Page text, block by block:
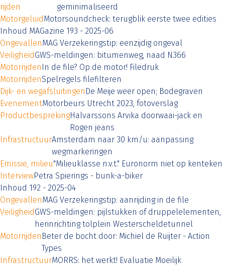
rijden
geminimaliseerd
MotorgeluidMotorsoundcheck: terugblik eerste twee edities
Inhoud MAGazine 193 - 2025-06
OngevallenMAG Verzekeringstip: eenzijdig ongeval
VeiligheidGWS-meldingen: bitumenweg, naad N366
Motorrijden In de file? Op de motor! Filedruk
MotorrijdenSpelregels filefilteren
Dijk- en wegafsluitingen De Meije weer open; Bodegraven
EvenementMotorbeurs Utrecht 2023, fotoverslag
ProductbesprekingHalvarssons Arvika doorwaai-jack en
Rogen jeans
InfrastructuurAmsterdam naar 30 km/u: aanpassing
wegmarkeringen
Emissie, milieu"Milieuklasse n.v.t." Euronorm niet op kenteken
InterviewPetra Spierings - bunk-a-biker
Inhoud 192 - 2025-04
OngevallenMAG Verzekeringstip: aanrijding in de file
VeiligheidGWS-meldingen: pijlstukken of druppelelementen,
herinrichting tolplein Westerscheldetunnel
Motorrijden Beter de bocht door: Michiel de Ruijter - Action
Types
InfrastructuurMORRS: het werkt! Evaluatie Moeilijk